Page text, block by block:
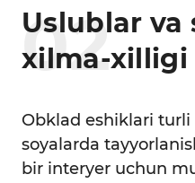
Uslublar va
xilma-xilligi
02
Obklad eshiklari turli
soyalarda
bir interyer uchun